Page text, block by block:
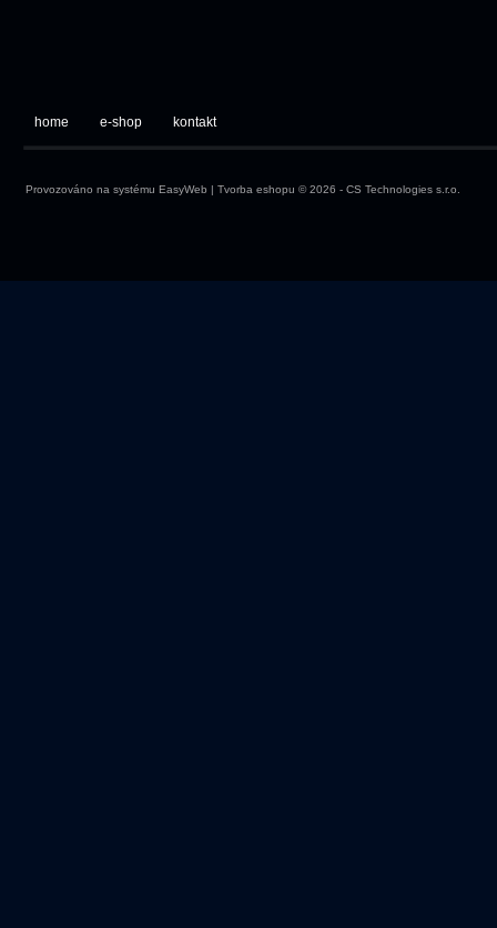
home e-shop kontakt
Provozováno na systému EasyWeb | Tvorba eshopu © 2026 - CS Technologies s.r.o.